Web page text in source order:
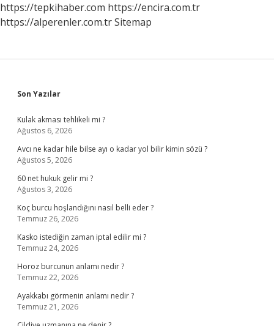
https://tepkihaber.com https://encira.com.tr
https://alperenler.com.trSitemap
Sidebar
Son Yazılar
Kulak akması tehlikeli mi ?
Ağustos 6, 2026
Avcı ne kadar hile bilse ayı o kadar yol bilir kimin sözü ?
Ağustos 5, 2026
60 net hukuk gelir mi ?
Ağustos 3, 2026
Koç burcu hoşlandığını nasıl belli eder ?
Temmuz 26, 2026
Kasko istediğin zaman iptal edilir mi ?
Temmuz 24, 2026
Horoz burcunun anlamı nedir ?
Temmuz 22, 2026
Ayakkabı görmenin anlamı nedir ?
Temmuz 21, 2026